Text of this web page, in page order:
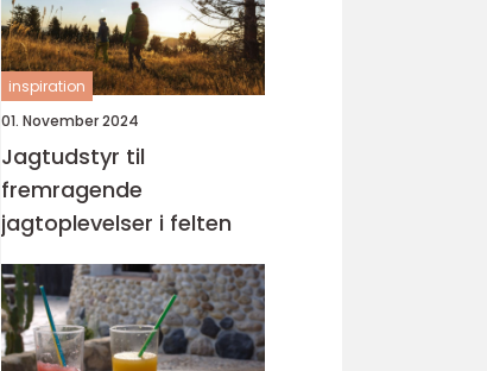
inspiration
01. November 2024
Jagtudstyr til
fremragende
jagtoplevelser i felten